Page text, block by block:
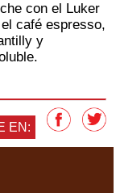
con el Luker
café espresso,
y
EN: